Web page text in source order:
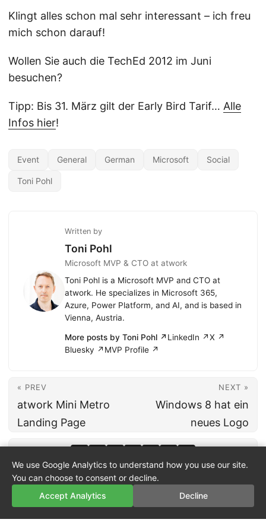
Klingt alles schon mal sehr interessant – ich freu
mich schon darauf!
Wollen Sie auch die TechEd 2012 im Juni
besuchen?
Tipp: Bis 31. März gilt der Early Bird Tarif… Alle
Infos hier!
Event General German Microsoft Social
Toni Pohl
Written by
Toni Pohl
Microsoft MVP & CTO at atwork
Toni Pohl is a Microsoft MVP and CTO at
atwork. He specializes in Microsoft 365,
Azure, Power Platform, and AI, and is based in
Vienna, Austria.
More posts by Toni Pohl ↗LinkedIn ↗X ↗
Bluesky ↗ MVP Profile ↗
« PREV
atwork Mini Metro
Landing Page
NEXT »
Windows 8 hat ein
neues Logo
© 2026atwork·About·Imprint·Privacy·Powered byHugo&PaperMod
We use Google Analytics to understand how you use our site.
You can choose to consent or decline.
Accept Analytics
Decline